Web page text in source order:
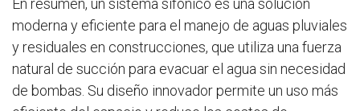
En resumen, un sistema sifónico es una solución
moderna y eficiente para el manejo de aguas pluviales
y residuales en construcciones, que utiliza una fuerza
natural de succión para evacuar el agua sin necesidad
de bombas. Su diseño innovador permite un uso más